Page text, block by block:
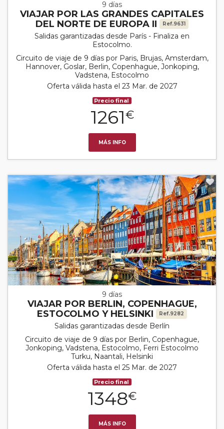
9 días
VIAJAR POR LAS GRANDES CAPITALES
DEL NORTE DE EUROPA II
Ref.9631
Salidas garantizadas desde París - Finaliza en
Estocolmo.
Circuito de viaje de 9 días por Paris, Brujas, Amsterdam,
Hannover, Goslar, Berlin, Copenhague, Jonkoping,
Vadstena, Estocolmo
Oferta válida hasta el 23 Mar. de 2027
Precio final
1261€
MÁS INFO
9 días
VIAJAR POR BERLIN, COPENHAGUE,
ESTOCOLMO Y HELSINKI
Ref.9282
Salidas garantizadas desde Berlín
Circuito de viaje de 9 días por Berlin, Copenhague,
Jonkoping, Vadstena, Estocolmo, Ferri Estocolmo
Turku, Naantali, Helsinki
Oferta válida hasta el 25 Mar. de 2027
Precio final
1348€
MÁS INFO